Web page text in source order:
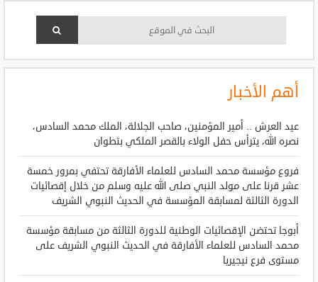
أهم الأخبار
عيد العرش .. أمير المؤمنين، صاحب الجلالة، الملك محمد السادس،
نصره الله، يترأس حفل الولاء بالقصر الملكي بتطوان
فروع مؤسسة محمد السادس للعلماء الأفارقة تحتفي بمرور خمسة
عشر قرنا على مولد النبي صلى الله عليه وسلم من خلال إقصائيات
الدورة الثالثة لمسابقة المؤسسة في الحديث النبوي الشريف
أبوجا تحتضن الإقصائيات الوطنية للدورة الثالثة من مسابقة مؤسسة
محمد السادس للعلماء الأفارقة في الحديث النبوي الشريف على
مستوى فرع نيجيريا